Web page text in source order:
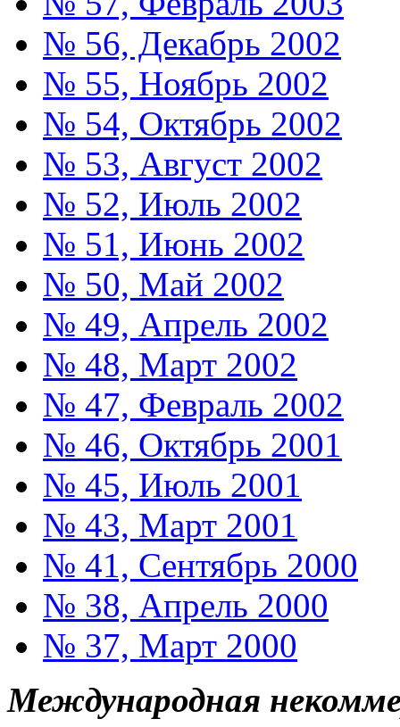
№ 56, Декабрь 2002
№ 55, Ноябрь 2002
№ 54, Октябрь 2002
№ 53, Август 2002
№ 52, Июль 2002
№ 51, Июнь 2002
№ 50, Май 2002
№ 49, Апрель 2002
№ 48, Март 2002
№ 47, Февраль 2002
№ 46, Октябрь 2001
№ 45, Июль 2001
№ 43, Март 2001
№ 41, Сентябрь 2000
№ 38, Апрель 2000
№ 37, Март 2000
Международная